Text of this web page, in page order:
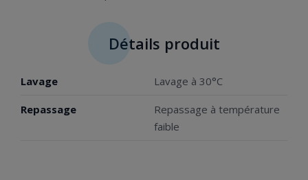
Détails produit
Lavage Lavage à 30°C
Repassage
Repassage à température
faible